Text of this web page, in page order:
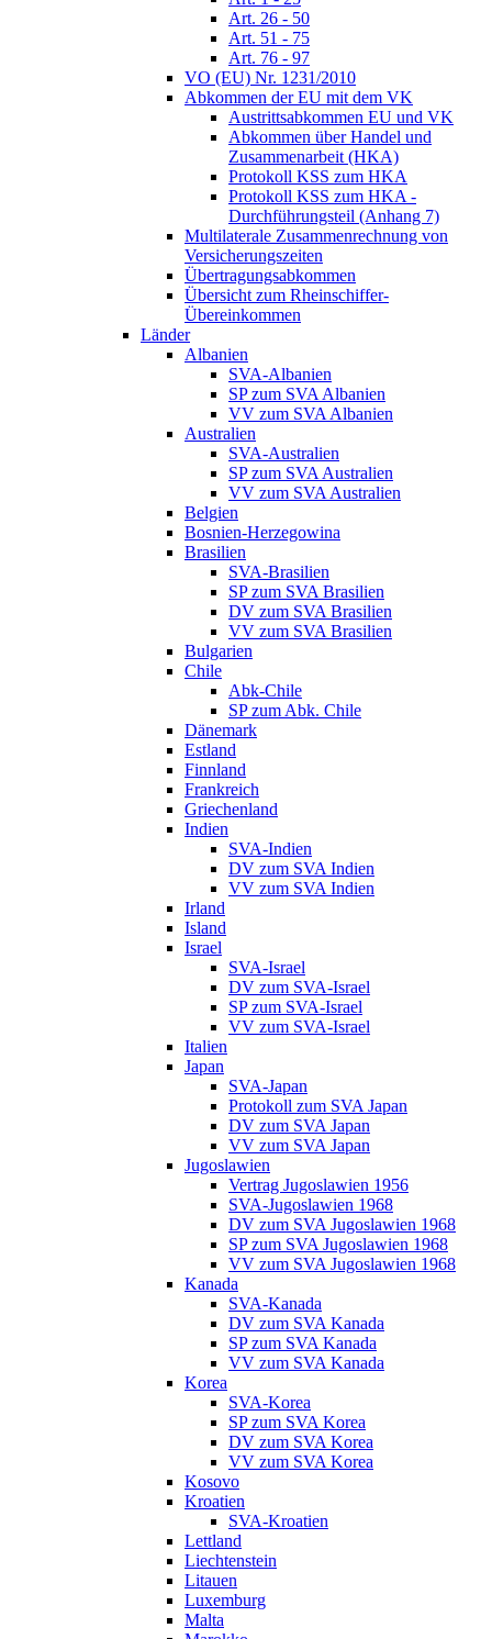
Art. 26 - 50
Art. 51 - 75
Art. 76 - 97
VO (EU) Nr. 1231/2010
Abkommen der EU mit dem VK
Austrittsabkommen EU und VK
Abkommen über Handel und
Zusammenarbeit (HKA)
Protokoll KSS zum HKA
Protokoll KSS zum HKA -
Durchführungsteil (Anhang 7)
Multilaterale Zusammenrechnung von
Versicherungszeiten
Übertragungsabkommen
Übersicht zum Rheinschiffer-
Übereinkommen
Länder
Albanien
SVA-Albanien
SP zum SVA Albanien
VV zum SVA Albanien
Australien
SVA-Australien
SP zum SVA Australien
VV zum SVA Australien
Belgien
Bosnien-Herzegowina
Brasilien
SVA-Brasilien
SP zum SVA Brasilien
DV zum SVA Brasilien
VV zum SVA Brasilien
Bulgarien
Chile
Abk-Chile
SP zum Abk. Chile
Dänemark
Estland
Finnland
Frankreich
Griechenland
Indien
SVA-Indien
DV zum SVA Indien
VV zum SVA Indien
Irland
Island
Israel
SVA-Israel
DV zum SVA-Israel
SP zum SVA-Israel
VV zum SVA-Israel
Italien
Japan
SVA-Japan
Protokoll zum SVA Japan
DV zum SVA Japan
VV zum SVA Japan
Jugoslawien
Vertrag Jugoslawien 1956
SVA-Jugoslawien 1968
DV zum SVA Jugoslawien 1968
SP zum SVA Jugoslawien 1968
VV zum SVA Jugoslawien 1968
Kanada
SVA-Kanada
DV zum SVA Kanada
SP zum SVA Kanada
VV zum SVA Kanada
Korea
SVA-Korea
SP zum SVA Korea
DV zum SVA Korea
VV zum SVA Korea
Kosovo
Kroatien
SVA-Kroatien
Lettland
Liechtenstein
Litauen
Luxemburg
Malta